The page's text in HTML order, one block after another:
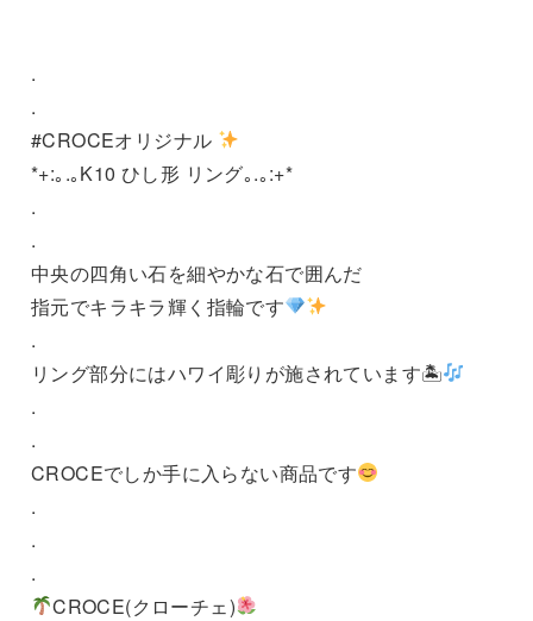
.
.
#CROCEオリジナル
*+:｡.｡K10 ひし形 リング｡.｡:+*
.
.
中央の四角い石を細やかな石で囲んだ
指元でキラキラ輝く指輪です
.
リング部分にはハワイ彫りが施されています🏝
.
.
CROCEでしか手に入らない商品です
.
.
.
CROCE(クローチェ)